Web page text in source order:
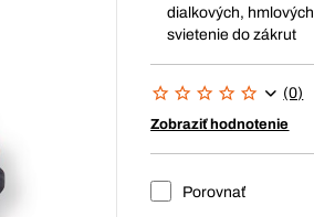
dialkových,
svietenie do zákrut
(0)
Zobraziť hodnotenie
Porovnať